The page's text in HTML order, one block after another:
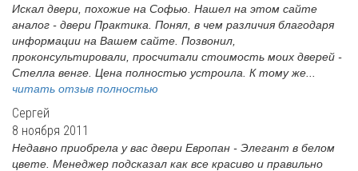
Искал двери, похожие на Софью. Нашел на этом сайте
аналог - двери Практика. Понял, в чем различия благодаря
информации на Вашем сайте. Позвонил,
проконсультировали, просчитали стоимость моих дверей -
Стелла венге. Цена полностью устроила. К тому же...
читать отзыв полностью
Сергей
8 ноября 2011
Недавно приобрела у вас двери Европан - Элегант в белом
цвете. Менеджер подсказал как все красиво и правильно